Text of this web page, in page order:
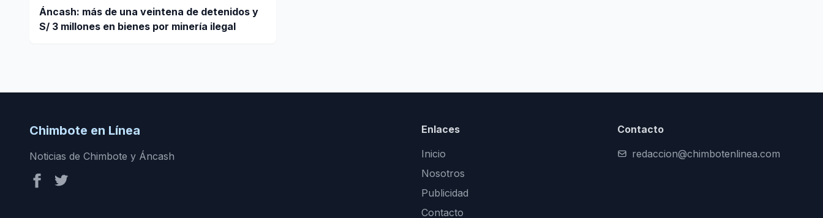
Áncash: más de una veintena de detenidos y
S/ 3 millones en bienes por minería ilegal
Chimbote en Línea
Noticias de Chimbote y Áncash
Enlaces
Inicio
Nosotros
Publicidad
Contacto
Contacto
redaccion@chimbotenlinea.com